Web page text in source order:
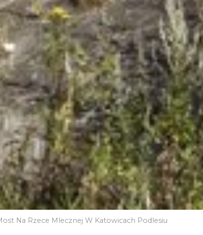
Na Rzece Mlecznej W Katowicach Podlesiu